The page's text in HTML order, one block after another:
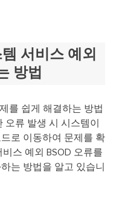
서비스 예외
방법
를 쉽게 해결하는 방법
류 발생 시 시스템이
로 이동하여 문제를 확
스 예외 BSOD 오류를
는 방법을 알고 있습니